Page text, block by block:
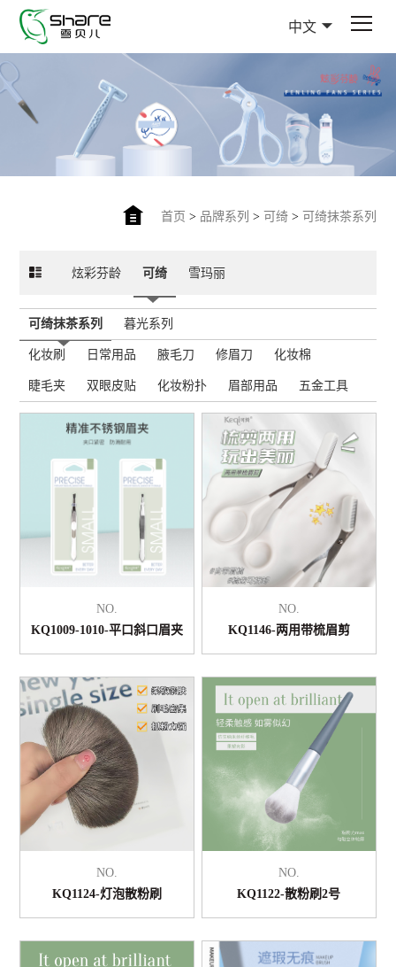
中文
首页 > 品牌系列 > 可绮> 可绮抹茶系列
炫彩芬龄 可绮 雪玛丽
可绮抹茶系列 暮光系列
化妆刷 日常用品 腋毛刀 修眉刀 化妆棉
睫毛夹 双眼皮贴 化妆粉扑 眉部用品 五金工具
NO.
KQ1009-1010-平口斜口眉夹
NO.
KQ1146-两用带梳眉剪
NO.
KQ1124-灯泡散粉刷
NO.
KQ1122-散粉刷2号